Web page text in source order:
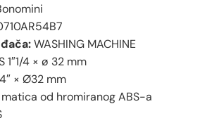
WASHING MACHINE
1″1/4 × ø 32 mm
4″ × Ø32 mm
od hromiranog ABS-a